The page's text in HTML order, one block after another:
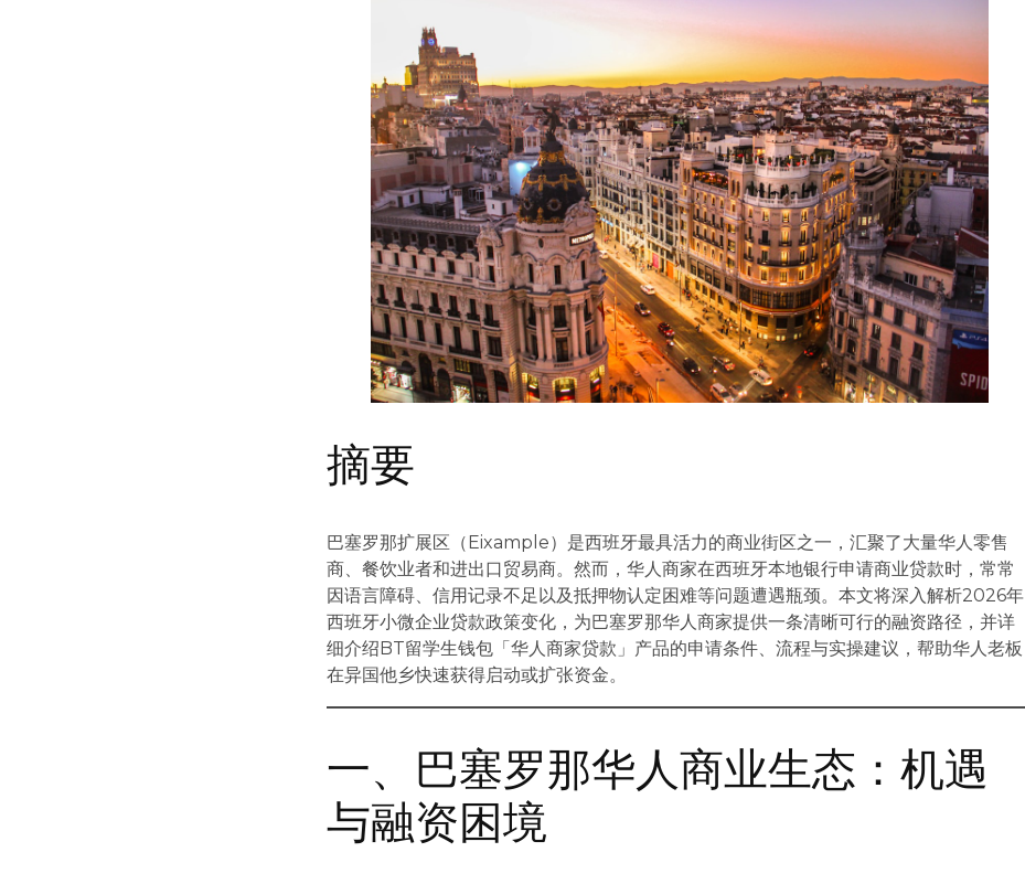
摘要
巴塞罗那扩展区（Eixample）是西班牙最具活力的商业街区之一，汇聚了大量华人零售
商、餐饮业者和进出口贸易商。然而，华人商家在西班牙本地银行申请商业贷款时，常常
因语言障碍、信用记录不足以及抵押物认定困难等问题遭遇瓶颈。本文将深入解析2026年
西班牙小微企业贷款政策变化，为巴塞罗那华人商家提供一条清晰可行的融资路径，并详
细介绍BT留学生钱包「华人商家贷款」产品的申请条件、流程与实操建议，帮助华人老板
在异国他乡快速获得启动或扩张资金。
一、巴塞罗那华人商业生态：机遇
与融资困境